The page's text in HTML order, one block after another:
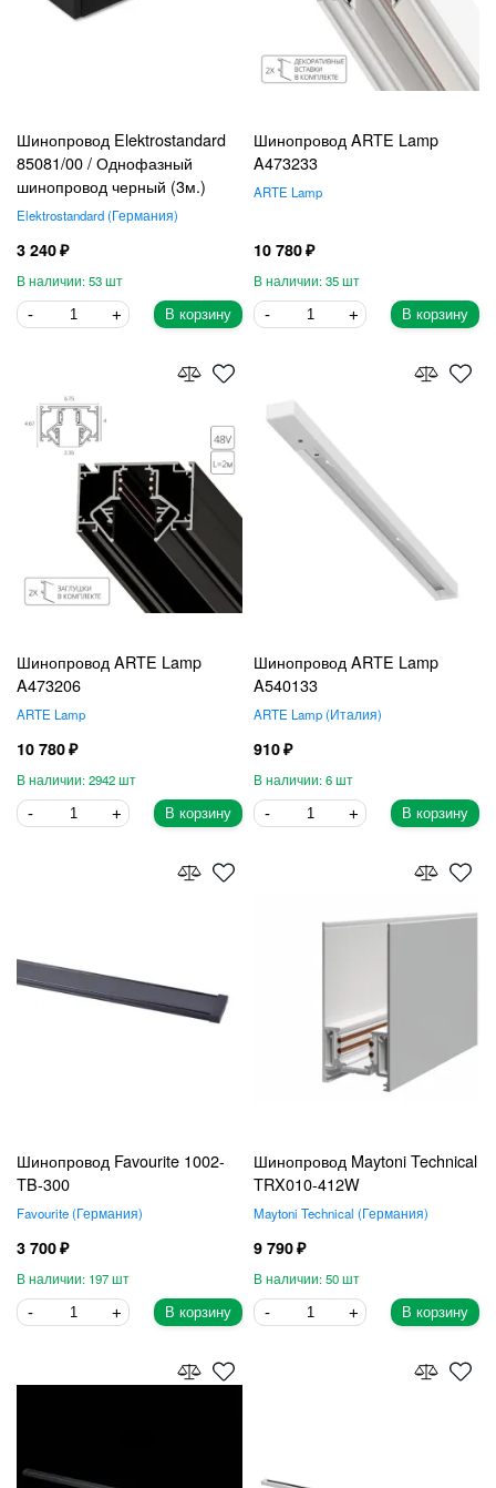
Шинопровод Elektrostandard
85081/00 / Однофазный
шинопровод черный (3м.)
Elektrostandard Германия
3 240
53
В корзину
Шинопровод ARTE Lamp
A473233
ARTE Lamp
10 780
35
В корзину
Шинопровод ARTE Lamp
A473206
ARTE Lamp
10 780
2942
В корзину
Шинопровод ARTE Lamp
A540133
ARTE Lamp Италия
910
6
В корзину
Шинопровод Favourite 1002-
TB-300
Favourite Германия
3 700
197
В корзину
Шинопровод Maytoni Technical
TRX010-412W
Maytoni Technical Германия
9 790
50
В корзину